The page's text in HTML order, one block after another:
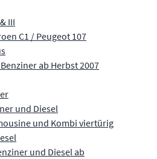
III
C1 / Peugeot 107
ab Herbst 2007
und Diesel
und Kombi viertürig
und Diesel ab